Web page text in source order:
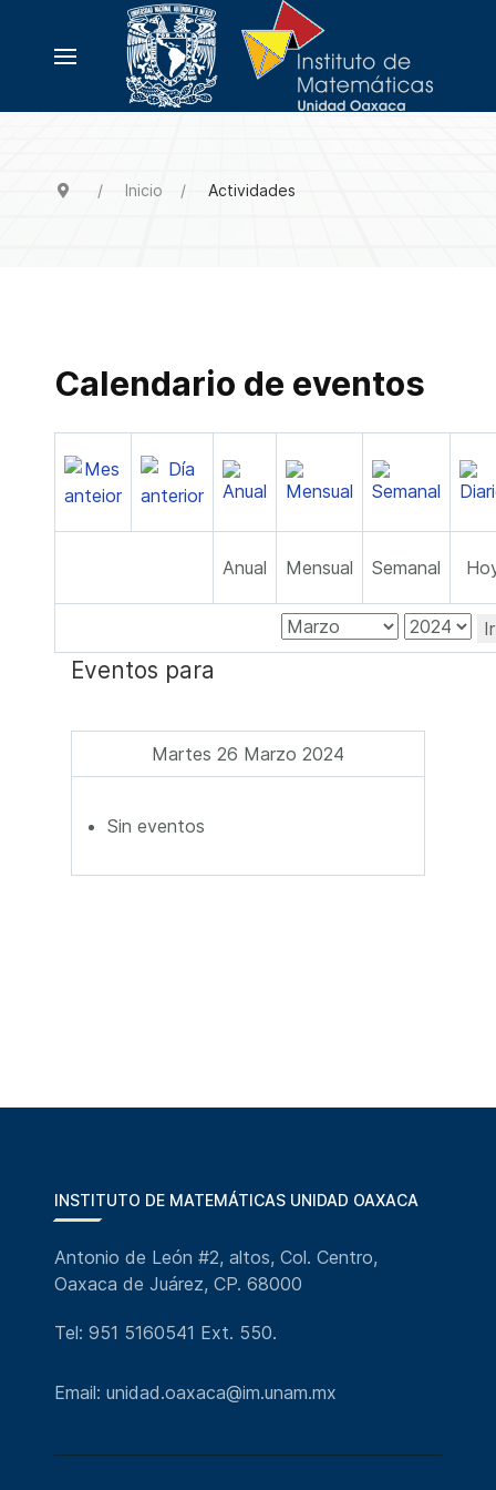
Inicio Actividades
Calendario de eventos
Anual Mensual Semanal
Eventos para
Martes 26 Marzo 2024
Sin eventos
INSTITUTO DE MATEMÁTICAS UNIDAD OAXACA
Antonio de León #2, altos, Col. Centro,
Oaxaca de Juárez, CP. 68000
Tel: 951 5160541 Ext. 550.
Email: unidad.oaxaca@im.unam.mx